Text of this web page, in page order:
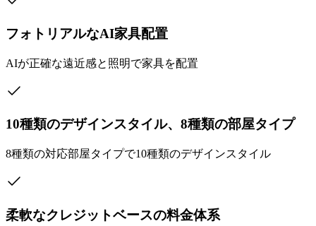
フォトリアルなAI家具配置
AIが正確な遠近感と照明で家具を配置
10種類のデザインスタイル、8種類の部屋タイプ
8種類の対応部屋タイプで10種類のデザインスタイル
柔軟なクレジットベースの料金体系